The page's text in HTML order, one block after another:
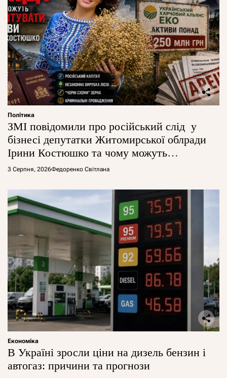
Політика
ЗМІ повідомили про російський слід у
бізнесі депутатки Житомирської облради
Ірини Костюшко та чому можуть
арештувати її активи
3 Серпня, 2026Федоренко Світлана
Економіка
В Україні зросли ціни на дизель бензин і
автогаз: причини та прогнози